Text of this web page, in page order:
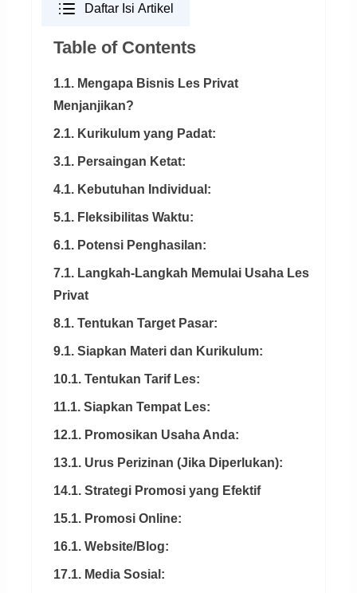
Daftar Isi Artikel
Table of Contents
1.1. Mengapa Bisnis Les Privat
Menjanjikan?
2.1. Kurikulum yang Padat:
3.1. Persaingan Ketat:
4.1. Kebutuhan Individual:
5.1. Fleksibilitas Waktu:
6.1. Potensi Penghasilan:
7.1. Langkah-Langkah Memulai Usaha Les
Privat
8.1. Tentukan Target Pasar:
9.1. Siapkan Materi dan Kurikulum:
10.1. Tentukan Tarif Les:
11.1. Siapkan Tempat Les:
12.1. Promosikan Usaha Anda:
13.1. Urus Perizinan (Jika Diperlukan):
14.1. Strategi Promosi yang Efektif
15.1. Promosi Online:
16.1. Website/Blog:
17.1. Media Sosial: